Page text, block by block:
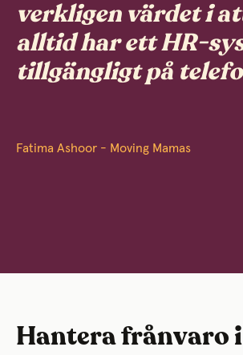
verkligen värdet i
alltid har ett HR-
tillgängligt på
Fatima Ashoor - Moving Mamas
Hantera frånvaro i